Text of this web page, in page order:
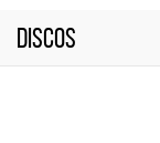
Discos